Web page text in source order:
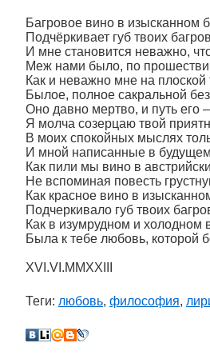
Багровое вино в изысканном
Подчёркивает губ твоих
И мне становится неважно,
Меж нами было, по
Как и неважно мне на
Былое, полное сакральной
Оно давно мертво, и путь его
Я молча созерцаю твой
В моих спокойных мыслях
И мной написанные в будущем
Как пили мы вино в
Не вспоминая повесть
Как красное вино в
Подчеркивало губ твоих
Как в изумрудном и холодном
Была к тебе любовь, которой
XVI.VI.MMXXIII
Теги: любовь, философия,